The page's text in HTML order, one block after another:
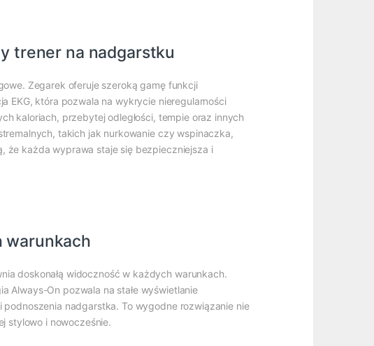
trener na nadgarstku
Zegarek oferuje szeroką gamę funkcji
EKG, która pozwala na wykrycie nieregularności
kaloriach, przebytej odległości, tempie oraz innych
takich jak nurkowanie czy wspinaczka,
że każda wyprawa staje się bezpieczniejsza i
warunkach
doskonałą widoczność w każdych warunkach.
Always-On pozwala na stałe wyświetlanie
nadgarstka. To wygodne rozwiązanie nie
stylowo i nowocześnie.